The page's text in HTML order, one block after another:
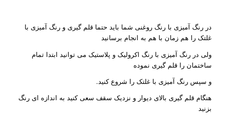
در رنگ آمیزی با رنگ روغنی شما باید حتما قلم گیری و رنگ آمیزی با
غلتک را هم زمان با هم به انجام برسانید
ولی در رنگ آمیزی با رنگ اکرولیک و پلاستیک می توانید ابتدا تمام
ساختمان را قلم گیری نموده
و سپس رنگ آمیزی با غلتک را شروع کنید.
هنگام قلم گیری بالای دیوار و نزدیک سقف سعی کنید به اندازه ای رنگ
بزنید